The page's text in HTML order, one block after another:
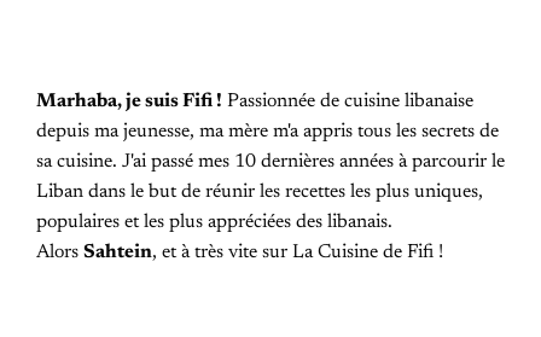
Marhaba, je suis Fifi ! Passionnée de cuisine libanaise
depuis ma jeunesse, ma mère m'a appris tous les secrets de
sa cuisine. J'ai passé mes 10 dernières années à parcourir le
Liban dans le but de réunir les recettes les plus uniques,
populaires et les plus appréciées des libanais.
Alors Sahtein, et à très vite sur La Cuisine de Fifi !